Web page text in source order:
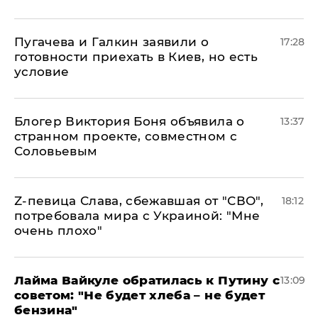
Пугачева и Галкин заявили о
готовности приехать в Киев, но есть
условие
17:28
Блогер Виктория Боня объявила о
странном проекте, совместном с
Соловьевым
13:37
Z-певица Слава, сбежавшая от "СВО",
потребовала мира с Украиной: "Мне
очень плохо"
18:12
Лайма Вайкуле обратилась к Путину с
советом: "Не будет хлеба – не будет
бензина"
13:09